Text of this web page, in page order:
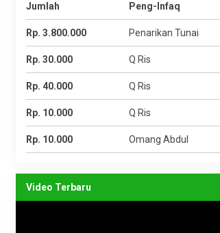
Jumlah Peng-Infaq
Rp. 3.800.000 Penarikan Tunai
Rp. 30.000 Q Ris
Rp. 40.000 Q Ris
Rp. 10.000 Q Ris
Rp. 10.000 Omang Abdul
Video Terbaru